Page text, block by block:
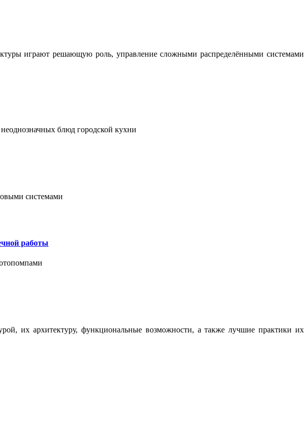
играют решающую роль, управление сложными распределёнными системами
блюд городской кухни
системами
работы
их архитектуру, функциональные возможности, а также лучшие практики их